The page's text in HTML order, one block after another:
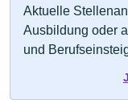
Aktuelle
Ausbildung oder
und